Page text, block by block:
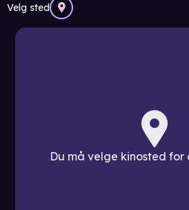
Velg sted
Du må velge kinosted for